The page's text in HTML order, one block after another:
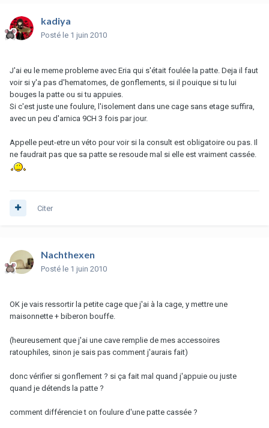
kadiya
Posté le 1 juin 2010
J'ai eu le meme probleme avec Eria qui s'était foulée la patte. Deja il faut
voir si y'a pas d'hematomes, de gonflements, si il pouique si tu lui
bouges la patte ou si tu appuies.
Si c'est juste une foulure, l'isolement dans une cage sans etage suffira,
avec un peu d'arnica 9CH 3 fois par jour.
Appelle peut-etre un véto pour voir si la consult est obligatoire ou pas. Il
ne faudrait pas que sa patte se resoude mal si elle est vraiment cassée.
Citer
Nachthexen
Posté le 1 juin 2010
OK je vais ressortir la petite cage que j'ai à la cage, y mettre une
maisonnette + biberon bouffe.
(heureusement que j'ai une cave remplie de mes accessoires
ratouphiles, sinon je sais pas comment j'aurais fait)
donc vérifier si gonflement ? si ça fait mal quand j'appuie ou juste
quand je détends la patte ?
comment différencie t on foulure d'une patte cassée ?